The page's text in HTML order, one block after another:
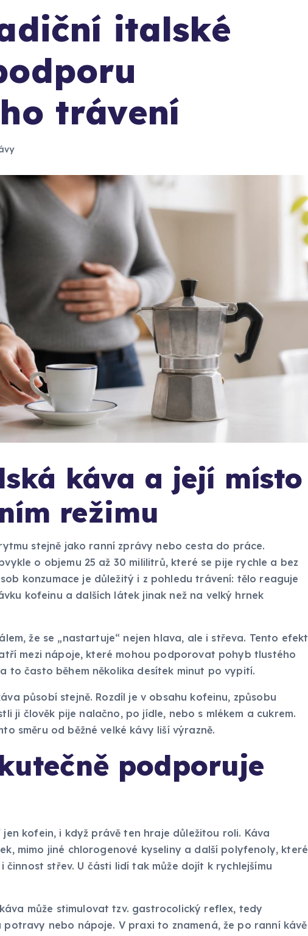
italské
trávení
káva a její místo
režimu
stejně jako ranní zprávy nebo cesta do práce.
o objemu 25 až 30 mililitrů, které se pije rychle a bez
konzumace je důležitý i z pohledu trávení: tělo reaguje
kofeinu a dalších látek jinak než na velký hrnek
že se „nastartuje“ nejen hlava, ale i střeva. Tento efekt
mezi nápoje, které mohou podporovat pohyb tlustého
to často během několika desítek minut po vypití.
působí stejně. Rozdíl je v obsahu kofeinu, způsobu
ji člověk pije nalačno, po jídle, nebo s mlékem a cukrem.
směru od běžné velké kávy liší výrazně.
podporuje
kofein, i když právě ten hraje důležitou roli. Káva
mimo jiné chlorogenové kyseliny a další polyfenoly, které
činnost střev. U části lidí tak může dojít k rychlejšímu
může stimulovat tzv. gastrocolický reflex, tedy
nebo nápoje. V praxi to znamená, že po ranní kávě